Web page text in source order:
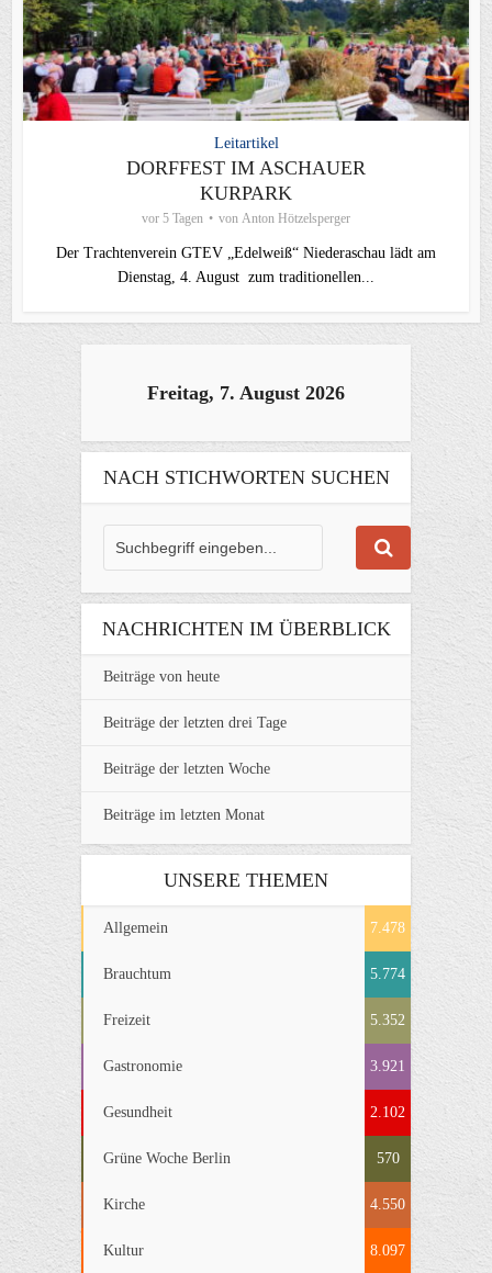
Leitartikel
DORFFEST IM ASCHAUER
KURPARK
vor 5 Tagen von Anton Hötzelsperger
Der Trachtenverein GTEV „Edelweiß“ Niederaschau lädt am
Dienstag, 4. August zum traditionellen...
Freitag, 7. August 2026
NACH STICHWORTEN SUCHEN
NACHRICHTEN IM ÜBERBLICK
Beiträge von heute
Beiträge der letzten drei Tage
Beiträge der letzten Woche
Beiträge im letzten Monat
UNSERE THEMEN
Allgemein 7.478
Brauchtum 5.774
Freizeit 5.352
Gastronomie 3.921
Gesundheit 2.102
Grüne Woche Berlin 570
Kirche 4.550
Kultur 8.097